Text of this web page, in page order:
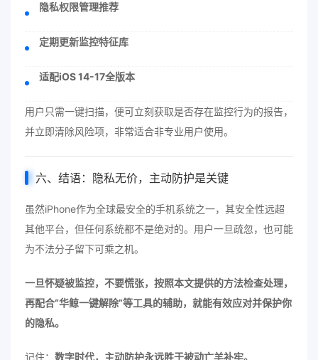
隐私权限管理推荐
定期更新监控特征库
适配iOS 14-17全版本
用户只需一键扫描，便可立刻获取是否存在监控行为的报告，
并立即清除风险项，非常适合非专业用户使用。
六、结语：隐私无价，主动防护是关键
虽然iPhone作为全球最安全的手机系统之一，其安全性远超
其他平台，但任何系统都不是绝对的。用户一旦疏忽，也可能
为不法分子留下可乘之机。
一旦怀疑被监控，不要慌张，按照本文提供的方法检查处理，
再配合“华鲸一键解除”等工具的辅助，就能有效应对并保护你
的隐私。
记住： 数字时代，主动防护永远胜于被动亡羊补牢。